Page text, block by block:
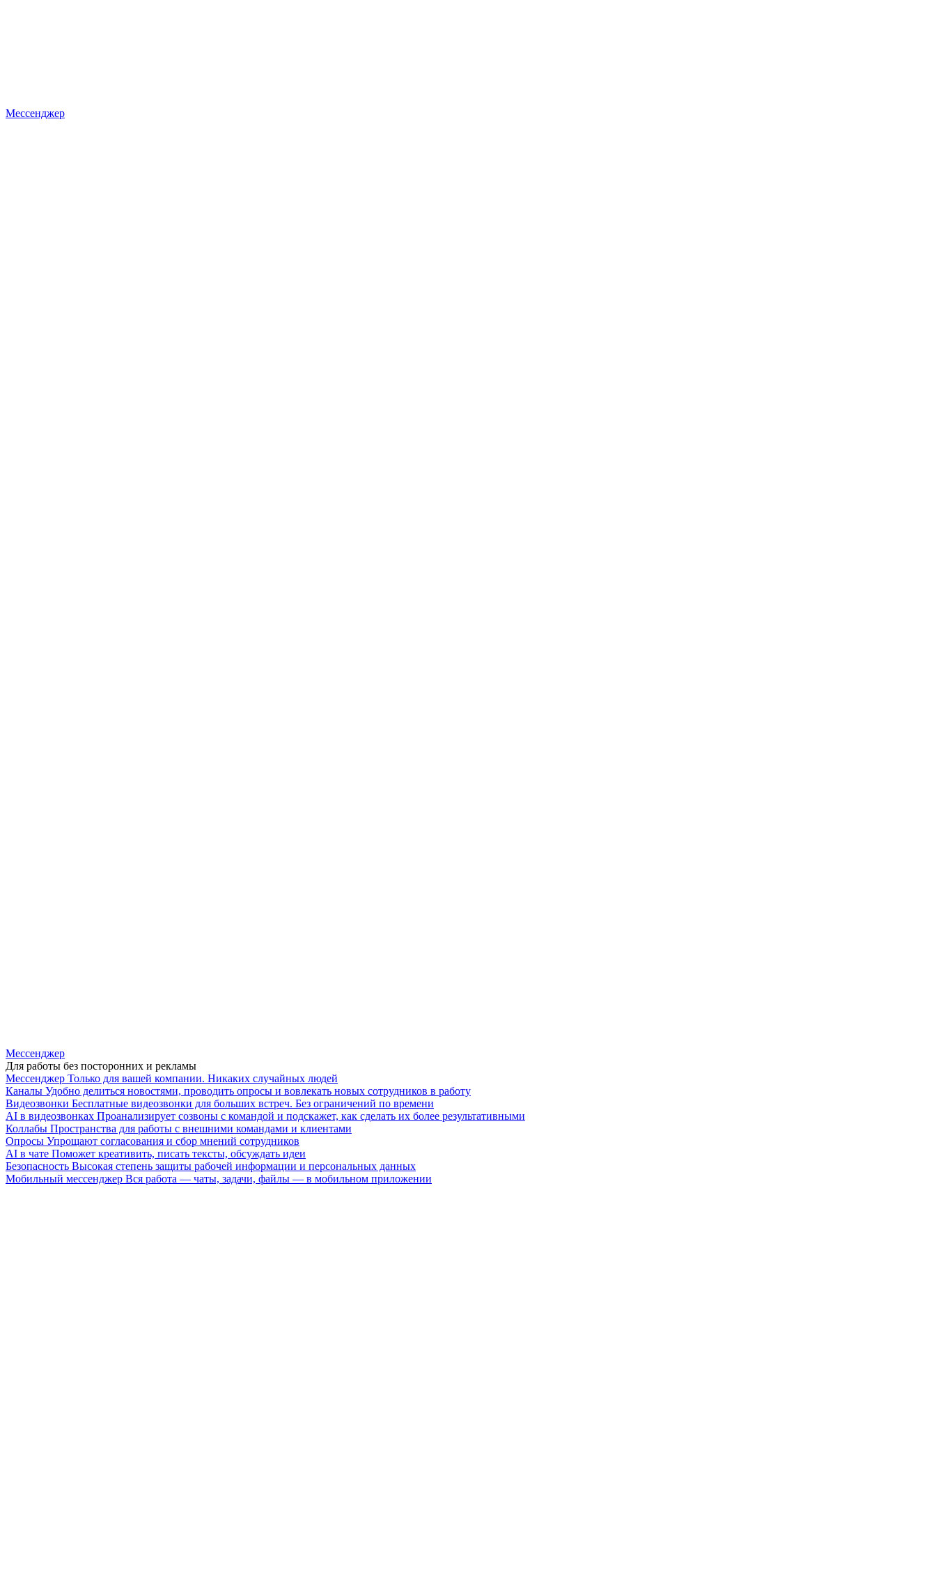
Мессенджер
Мессенджер
Для работы без посторонних и рекламы
Мессенджер Только для вашей компании. Никаких случайных людей
Каналы Удобно делиться новостями, проводить опросы и вовлекать новых сотрудников в работу
Видеозвонки Бесплатные видеозвонки для больших встреч. Без ограничений по времени
AI в видеозвонках Проанализирует созвоны с командой и подскажет, как сделать их более результативными
Коллабы Пространства для работы с внешними командами и клиентами
Опросы Упрощают согласования и сбор мнений сотрудников
AI в чате Поможет креативить, писать тексты, обсуждать идеи
Безопасность Высокая степень защиты рабочей информации и персональных данных
Мобильный мессенджер Вся работа — чаты, задачи, файлы — в мобильном приложении